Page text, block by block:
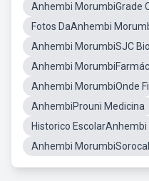
Anhembi MorumbiGrade
Fotos DaAnhembi
Anhembi MorumbiSJC
Anhembi
Anhembi MorumbiOnde
AnhembiProuni Medicina
Historico
Anhembi